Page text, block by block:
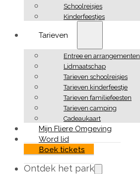
Schoolreisjes
Kinderfeestjes
Tarieven
Entree en arrangementen
Lidmaatschap
Tarieven schoolreisjes
Tarieven kinderfeestje
Tarieven familiefeesten
Tarieven camping
Cadeaukaart
Mijn Fliere Omgeving
Word lid
Boek tickets
Ontdek het park